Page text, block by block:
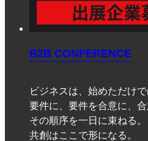
B2B CONFERENCE
ビジネスは、始めただけ
要件に、要件を合意に、合
その順序を一日に束ねる。
共創はここで形になる。